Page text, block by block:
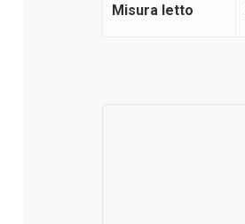
Misura letto